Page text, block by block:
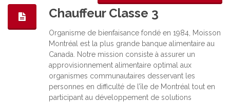
Chauffeur Classe 3
Organisme de bienfaisance fondé en 1984, Moisson
Montréal est la plus grande banque alimentaire au
Canada. Notre mission consiste à assurer un
approvisionnement alimentaire optimal aux
organismes communautaires desservant les
personnes en difficulté de l’île de Montréal tout en
participant au développement de solutions